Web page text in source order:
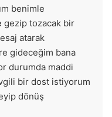
benimle
gezip tozacak bir
atarak
gideceğim bana
durumda maddi
bir dost istiyorum
dönüş